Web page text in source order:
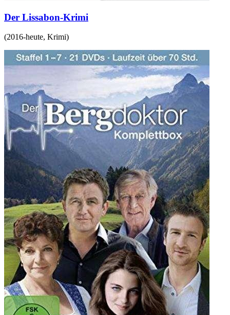
Der Lissabon-Krimi
(2016-heute, Krimi)